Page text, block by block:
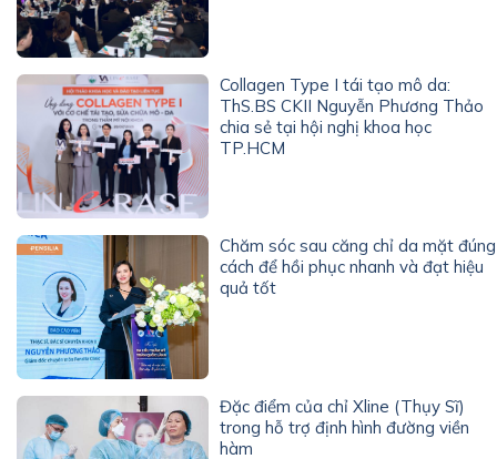
Collagen Type I tái tạo mô da:
ThS.BS CKII Nguyễn Phương Thảo
chia sẻ tại hội nghị khoa học
TP.HCM
Chăm sóc sau căng chỉ da mặt đúng
cách để hồi phục nhanh và đạt hiệu
quả tốt
Đặc điểm của chỉ Xline (Thụy Sĩ)
trong hỗ trợ định hình đường viền
hàm